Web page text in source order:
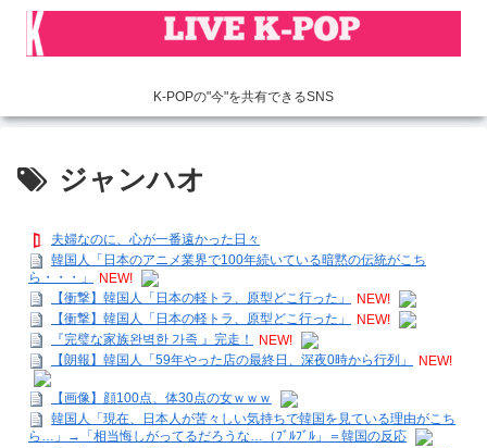
K-POPの"今"を共有できるSNS
ジャンハオ
夫婦なのに、心が一番遠かった日々
韓国人「日本のアニメ業界で100年続いている暗黙の伝統がこち
ら・・・」
NEW!
【衝撃】韓国人「日本の軽トラ、原型どこ行った」
NEW!
【衝撃】韓国人「日本の軽トラ、原型どこ行った」
NEW!
『完璧な家族완벽한 가족 』完走！
NEW!
【朗報】韓国人「59年やった店の最終日、深夜0時から行列」
NEW!
【画像】顔100点、体30点の女ｗｗｗ
韓国人「現在、日本人が苦々しい気持ちで韓国を見ている理由がこち
ら…」→「相当悔しがってるだろうな…（ﾌﾞﾙﾌﾞﾙ」＝韓国の反応